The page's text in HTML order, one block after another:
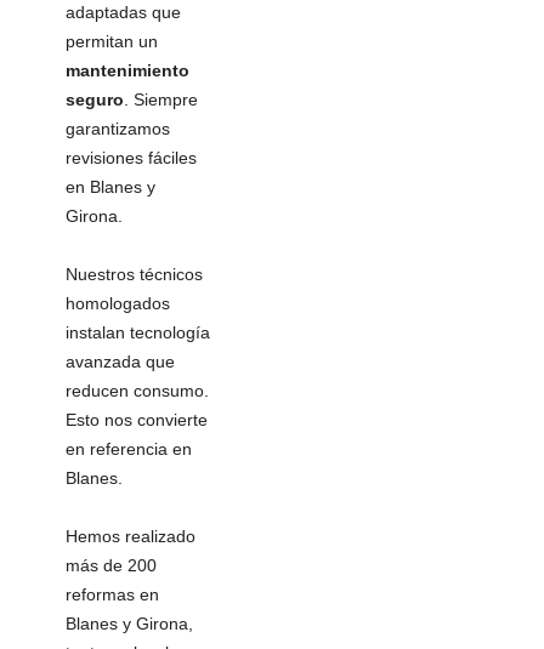
adaptadas que
permitan un
mantenimiento
seguro . Siempre
garantizamos
revisiones fáciles
en Blanes y
Girona.
Nuestros técnicos
homologados
instalan tecnología
avanzada que
reducen consumo.
Esto nos convierte
en referencia en
Blanes.
Hemos realizado
más de 200
reformas en
Blanes y Girona,